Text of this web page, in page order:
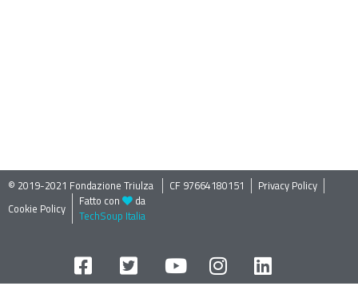
© 2019-2021 Fondazione Triulza ​ CF 97664180151
Privacy Policy
Cookie Policy
Fatto con
da
TechSoup Italia